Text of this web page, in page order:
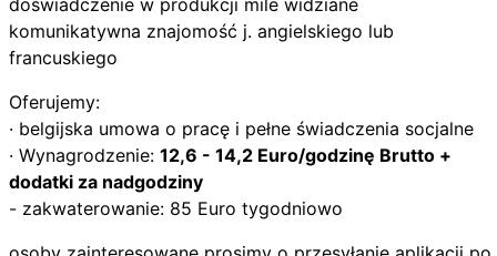
komunikatywna znajomość j. angielskiego lub
francuskiego
Oferujemy:
· belgijska umowa o pracę i pełne świadczenia socjalne
· Wynagrodzenie: 12,6 - 14,2 Euro/godzinę Brutto +
dodatki za nadgodziny
- zakwaterowanie: 85 Euro tygodniowo